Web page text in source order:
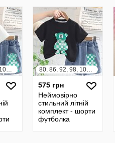
80, 86, 92, 98, 104, 110, 116, 122 80, 86, 92, 98, 104, 110, 116, 122
575 грн
Неймовірно
стильний літній
комплект - шорти
футболка